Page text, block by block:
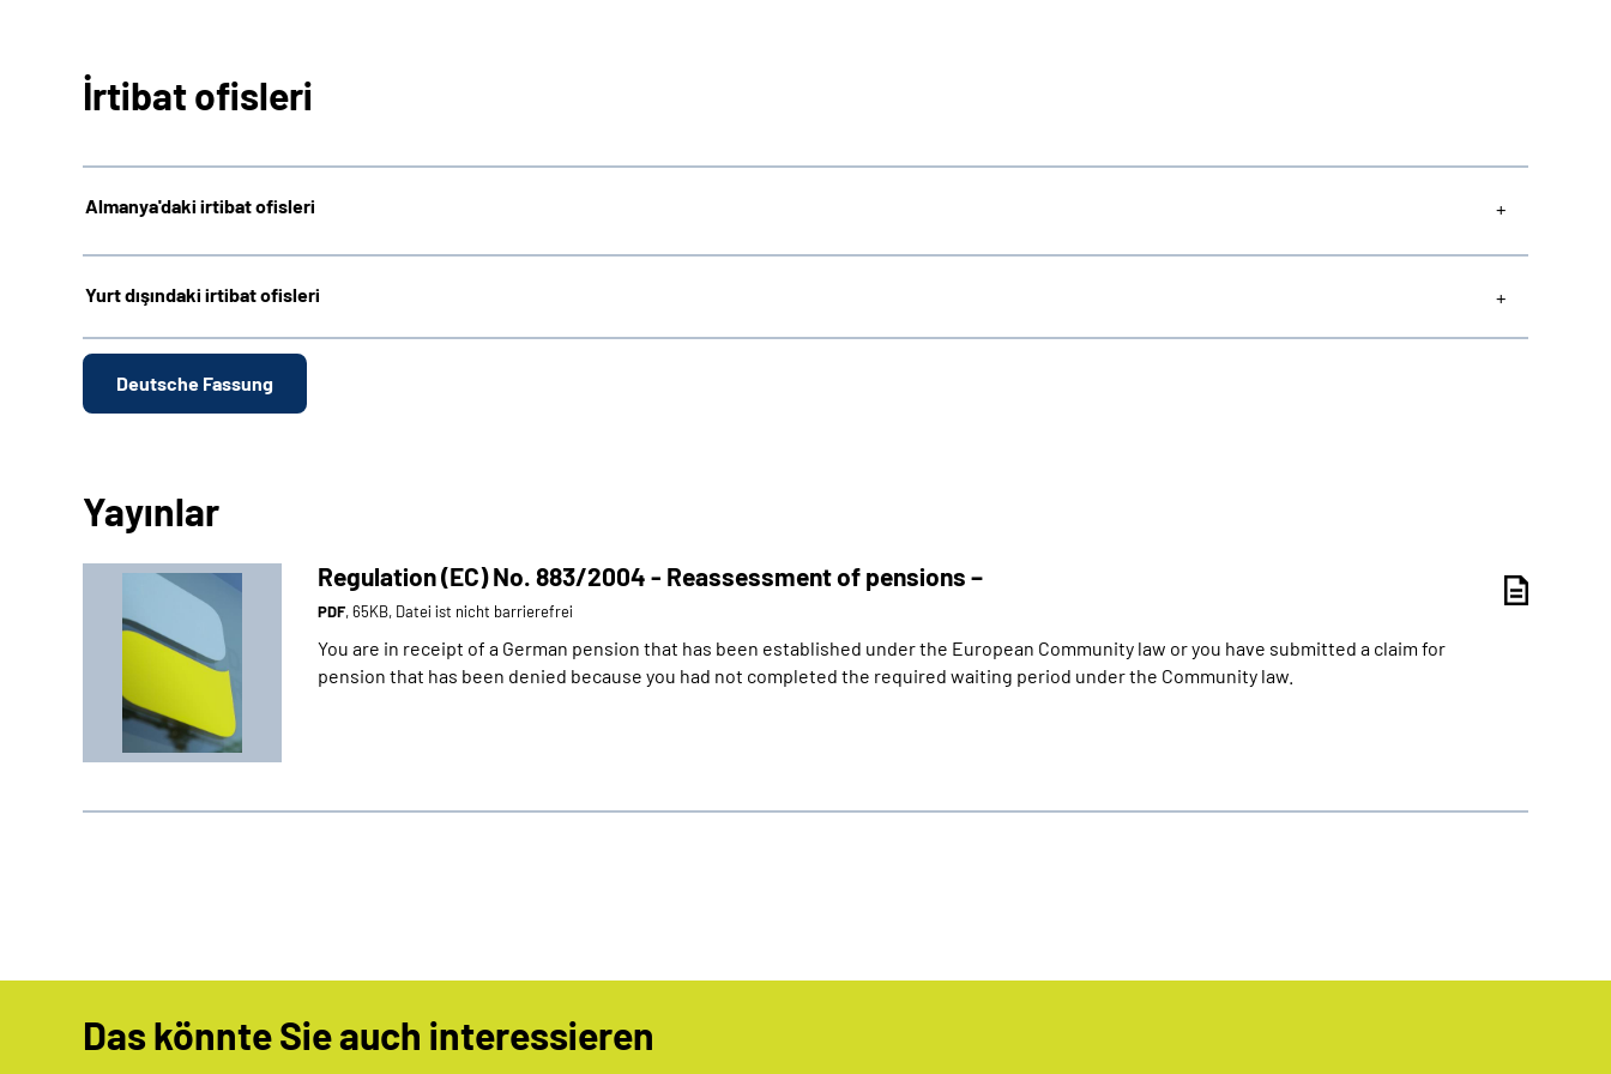
İrtibat ofisleri
Almanya'daki irtibat ofisleri
Yurt dışındaki irtibat ofisleri
Deutsche Fassung
Yayınlar
Regulation (EC) No. 883/2004 - Reassessment of pensions –
PDF, 65KB, Datei ist nicht barrierefrei
You are in receipt of a German pension that has been established under the European Community law or you have submitted a claim for
pension that has been denied because you had not completed the required waiting period under the Community law.
Das könnte Sie auch interessieren